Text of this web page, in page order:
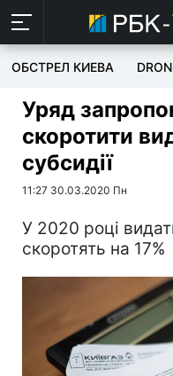
ОБСТРЕЛ КИЕВА
Уряд
скоротити
субсидії
11:27 30.03.2020 Пн
У 2020 році
скоротять на 17%